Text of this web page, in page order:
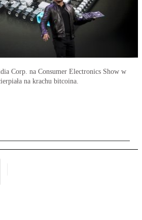
Corp. na Consumer Electronics Show w
na krachu bitcoina.